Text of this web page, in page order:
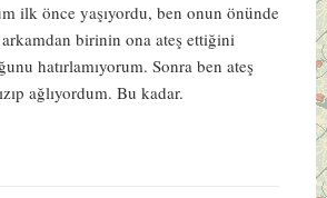
ilk önce yaşıyordu, ben onun önünde
birinin ona ateş ettiğini
hatırlamıyorum. Sonra ben ateş
ağlıyordum. Bu kadar.